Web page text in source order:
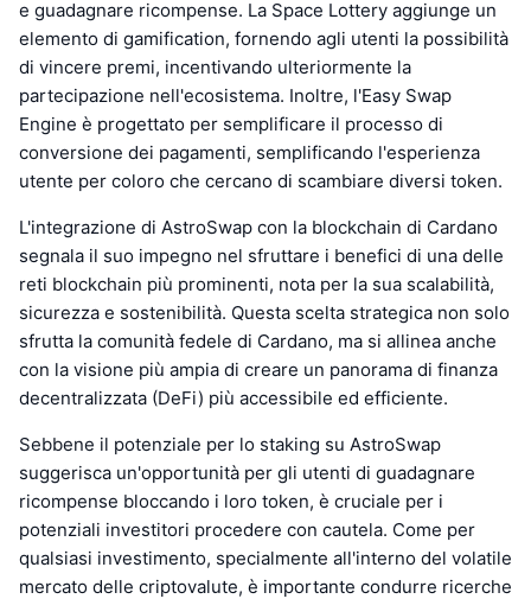
e guadagnare ricompense. La Space Lottery aggiunge un
elemento di gamification, fornendo agli utenti la possibilità
di vincere premi, incentivando ulteriormente la
partecipazione nell'ecosistema. Inoltre, l'Easy Swap
Engine è progettato per semplificare il processo di
conversione dei pagamenti, semplificando l'esperienza
utente per coloro che cercano di scambiare diversi token.
L'integrazione di AstroSwap con la blockchain di Cardano
segnala il suo impegno nel sfruttare i benefici di una delle
reti blockchain più prominenti, nota per la sua scalabilità,
sicurezza e sostenibilità. Questa scelta strategica non solo
sfrutta la comunità fedele di Cardano, ma si allinea anche
con la visione più ampia di creare un panorama di finanza
decentralizzata (DeFi) più accessibile ed efficiente.
Sebbene il potenziale per lo staking su AstroSwap
suggerisca un'opportunità per gli utenti di guadagnare
ricompense bloccando i loro token, è cruciale per i
potenziali investitori procedere con cautela. Come per
qualsiasi investimento, specialmente all'interno del volatile
mercato delle criptovalute, è importante condurre ricerche